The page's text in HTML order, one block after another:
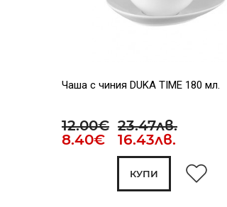
Чаша с чиния DUKA TIME 180 мл.
12.00€ 23.47лв.
8.40€ 16.43лв.
КУПИ